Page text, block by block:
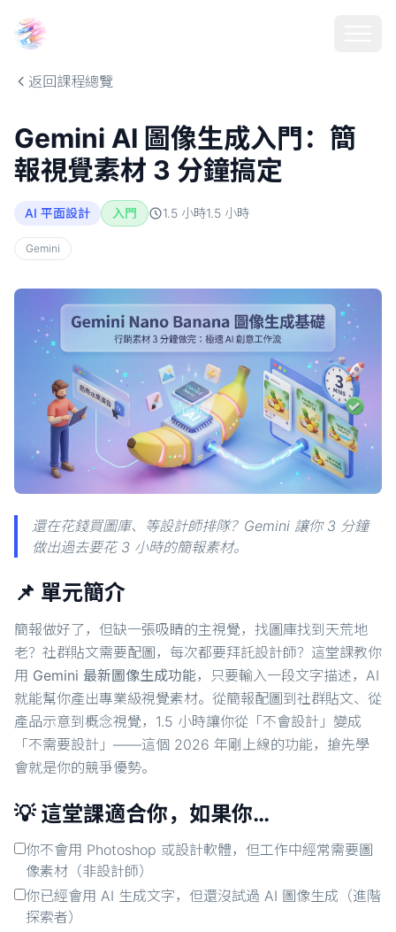
返回課程總覽
Gemini AI 圖像生成入門：簡
報視覺素材 3 分鐘搞定
AI 平面設計 入門 1.5 小時1.5 小時
Gemini
還在花錢買圖庫、等設計師排隊？Gemini 讓你 3 分鐘
做出過去要花 3 小時的簡報素材。
📌 單元簡介
簡報做好了，但缺一張吸睛的主視覺，找圖庫找到天荒地
老？社群貼文需要配圖，每次都要拜託設計師？這堂課教你
用 Gemini 最新圖像生成功能，只要輸入一段文字描述，AI
就能幫你產出專業級視覺素材。從簡報配圖到社群貼文、從
產品示意到概念視覺，1.5 小時讓你從「不會設計」變成
「不需要設計」——這個 2026 年剛上線的功能，搶先學
會就是你的競爭優勢。
💡 這堂課適合你，如果你…
你不會用 Photoshop 或設計軟體，但工作中經常需要圖
像素材（非設計師）
你已經會用 AI 生成文字，但還沒試過 AI 圖像生成（進階
探索者）